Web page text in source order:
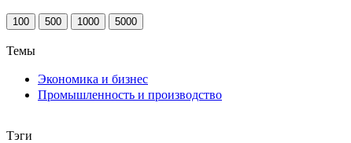
100 500 1000 5000
Темы
Экономика и бизнес
Промышленность и производство
Тэги